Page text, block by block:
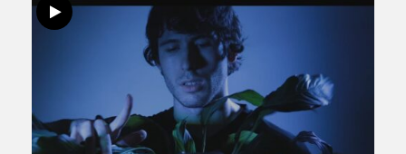
produktuak garatzeko. Zure datuak nork eta zertarako
erabiltzen dituen hauta dezakezu.
Bazkide batzuek ez dizute baimenik eskatzen, eta beren
interes komertzial legitimoetan babesten dira. Ikusi gure
bazkideen zerrenda, beren ustez zein helburutarako
duten interes legitimoa eta horren aurka nola egin